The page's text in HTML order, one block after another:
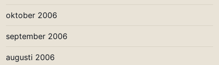
oktober 2006
september 2006
augusti 2006